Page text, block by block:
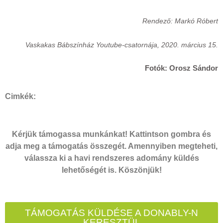
Rendező: Markó Róbert
Vaskakas Bábszínház Youtube-csatornája, 2020. március 15.
Fotók: Orosz Sándor
Cimkék:
Kérjük támogassa munkánkat! Kattintson gombra és
adja meg a támogatás összegét. Amennyiben megteheti,
válassza ki a havi rendszeres adomány küldés
lehetőségét is. Köszönjük!
TÁMOGATÁS KÜLDÉSE A DONABLY-N